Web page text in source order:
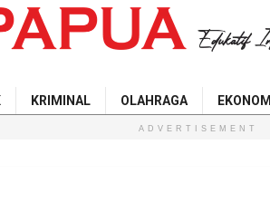
KRIMINAL OLAHRAGA EKONOMI
ADVERTISEMENT